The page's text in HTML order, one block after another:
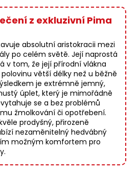
z exkluzivní Pima
absolutní aristokracii mezi
po celém světě. Její naprostá
v tom, že její přírodní vlákna
větší délky než u běžně
je extrémně jemný,
úplet, který je mimořádně
se a bez problémů
žmolkování či opotřebení.
prodyšný, přirozeně
nezaměnitelný hedvábný
možným komfortem pro